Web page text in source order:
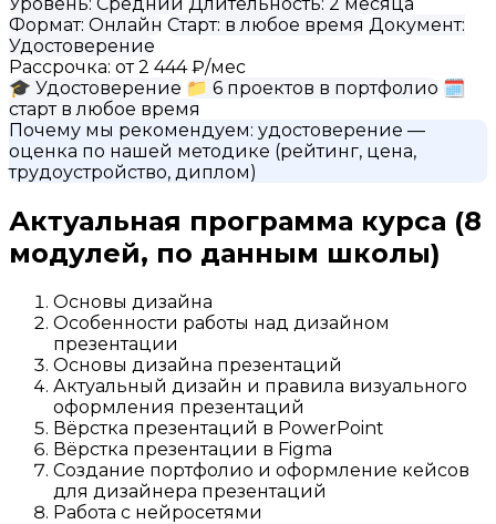
Формат: Онлайн Старт: в любое время Документ:
Удостоверение
Рассрочка: от 2 444 ₽/мес
🎓 Удостоверение 📁 6 проектов в портфолио 🗓
старт в любое время
Почему мы рекомендуем: удостоверение —
оценка по нашей методике (рейтинг, цена,
трудоустройство, диплом)
Актуальная программа курса (8
модулей, по данным школы)
Основы дизайна
Особенности работы над дизайном
презентации
Основы дизайна презентаций
Актуальный дизайн и правила визуального
оформления презентаций
Вёрстка презентаций в PowerPoint
Вёрстка презентации в Figma
Создание портфолио и оформление кейсов
для дизайнера презентаций
Работа с нейросетями